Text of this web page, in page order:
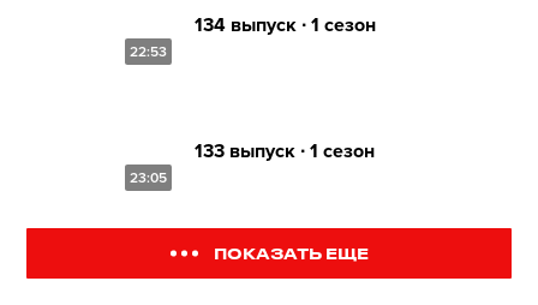
22:53
134 выпуск ∙ 1 сезон
23:05
133 выпуск ∙ 1 сезон
ПОКАЗАТЬ ЕЩЕ